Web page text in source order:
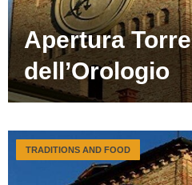
Apertura Torre
dell’Orologio
TRADITIONS AND FOOD